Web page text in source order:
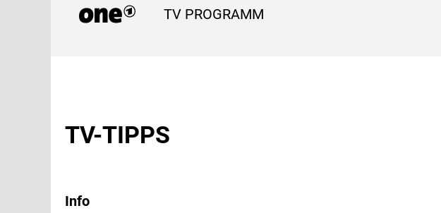
TV PROGRAMM
TV-TIPPS
Info